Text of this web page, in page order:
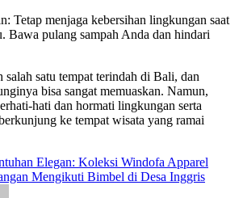
Tetap menjaga kebersihan lingkungan saat
Bawa pulang sampah Anda dan hindari
salah satu tempat terindah di Bali, dan
bisa sangat memuaskan. Namun,
hati dan hormati lingkungan serta
ke tempat wisata yang ramai
Elegan: Koleksi Windofa Apparel
Mengikuti Bimbel di Desa Inggris